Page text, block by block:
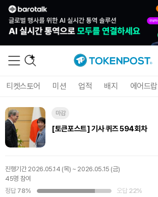
티켓스토어 미션 업적 배지 에어드랍
마감
[토큰포스트] 기사 퀴즈 594회차
진행기간 2026.05.14 (목) ~ 2026.05.15 (금)
45명 참여
정답 78% 오답 22%